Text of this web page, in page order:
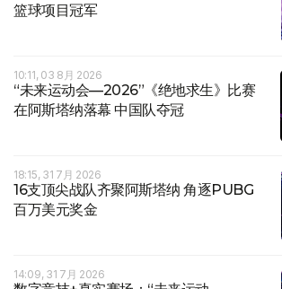
篮球项目冠军
10:11, 03 8月 2026
“未来运动会—2026”《绝地求生》比赛
在阿斯塔纳落幕 中国队夺冠
18:15, 31 7月 2026
16支顶尖战队齐聚阿斯塔纳 角逐PUBG
百万美元奖金
14:09, 31 7月 2026